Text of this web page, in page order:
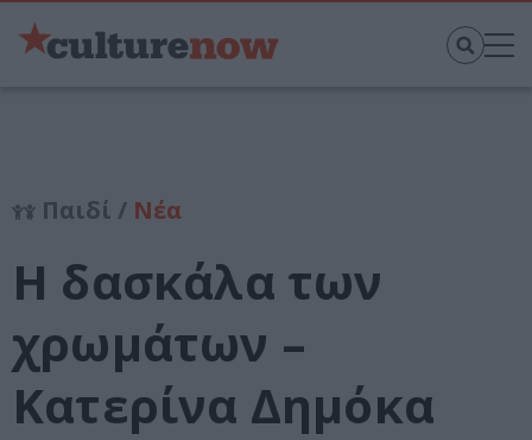
Παιδί / Νέα
Η δασκάλα των
χρωμάτων –
Κατερίνα Δημόκα